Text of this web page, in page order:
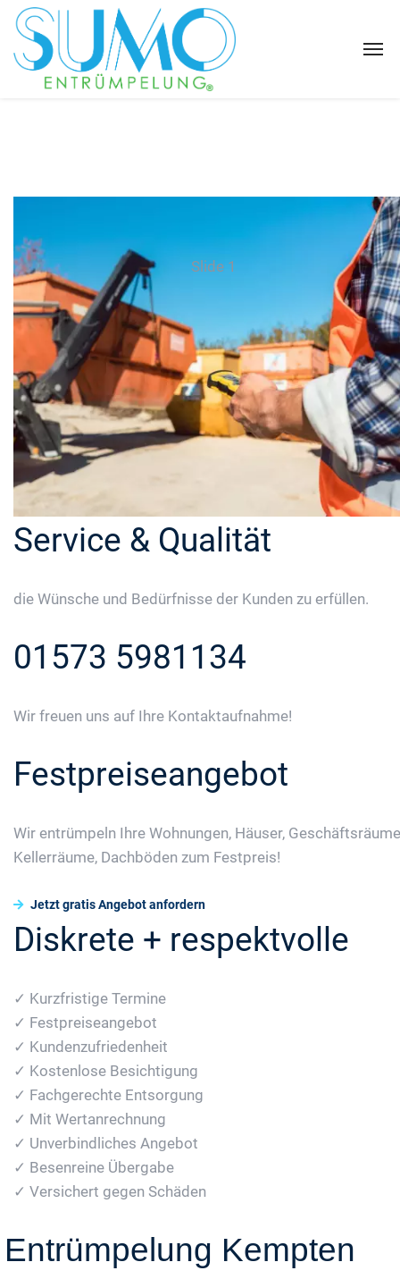
Slide 1
Service & Qualität
die Wünsche und Bedürfnisse der Kunden zu erfüllen.
01573 5981134
Wir freuen uns auf Ihre Kontaktaufnahme!
Festpreiseangebot
Wir entrümpeln Ihre Wohnungen, Häuser,
Kellerräume, Dachböden zum Festpreis!
Jetzt gratis Angebot anfordern
Diskrete + respektvolle
✓ Kurzfristige Termine
✓ Festpreiseangebot
✓ Kundenzufriedenheit
✓ Kostenlose Besichtigung
✓ Fachgerechte Entsorgung
✓ Mit Wertanrechnung
✓ Unverbindliches Angebot
✓ Besenreine Übergabe
✓ Versichert gegen Schäden
Entrümpelung Kempten